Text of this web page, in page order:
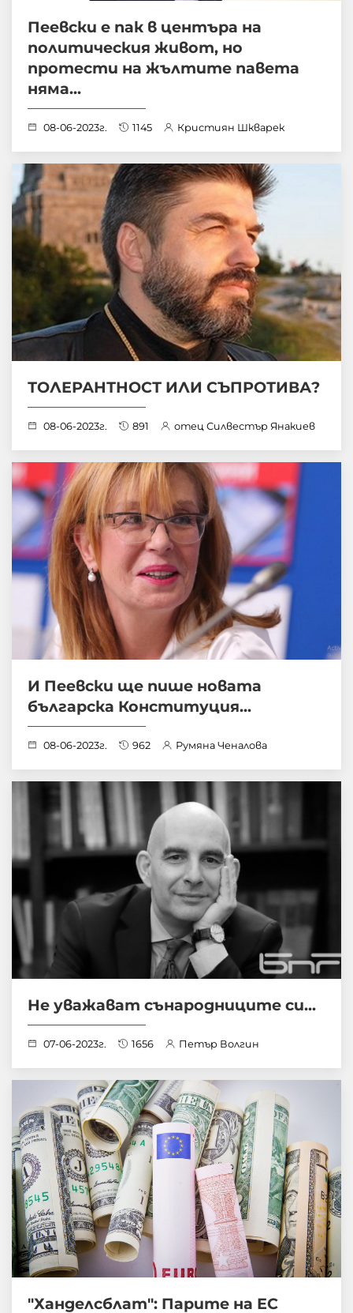
Пеевски е пак в центъра на
политическия живот, но
протести на жълтите павета
няма...
08-06-2023г. 1145 Кристиян Шкварек
ТОЛЕРАНТНОСТ ИЛИ СЪПРОТИВА?
08-06-2023г. 891 отец Силвестър Янакиев
И Пеевски ще пише новата
българска Конституция...
08-06-2023г. 962 Румяна Ченалова
Не уважават сънародниците си...
07-06-2023г. 1656 Петър Волгин
"Ханделсблат": Парите на ЕС